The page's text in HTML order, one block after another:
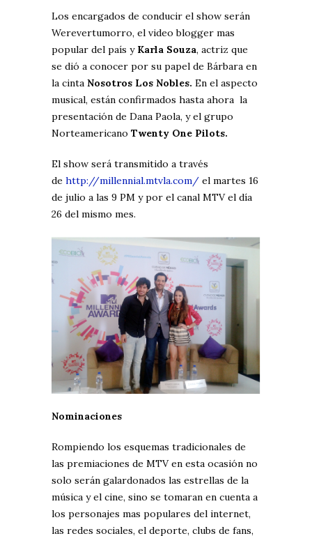
Los encargados de conducir el show serán
Werevertumorro, el video blogger mas
popular del país y Karla Souza, actriz que
se dió a conocer por su papel de Bárbara en
la cinta Nosotros Los Nobles. En el aspecto
musical, están confirmados hasta ahora la
presentación de Dana Paola, y el grupo
Norteamericano Twenty One Pilots.
El show será transmitido a través
de http://millennial.mtvla.com/ el martes 16
de julio a las 9 PM y por el canal MTV el día
26 del mismo mes.
Nominaciones
Rompiendo los esquemas tradicionales de
las premiaciones de MTV en esta ocasión no
solo serán galardonados las estrellas de la
música y el cine, sino se tomaran en cuenta a
los personajes mas populares del internet,
las redes sociales, el deporte, clubs de fans,